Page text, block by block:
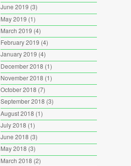
June 2019 (3)
May 2019 (1)
March 2019 (4)
February 2019 (4)
January 2019 (4)
December 2018 (1)
November 2018 (1)
October 2018 (7)
September 2018 (3)
August 2018 (1)
July 2018 (1)
June 2018 (3)
May 2018 (3)
March 2018 (2)